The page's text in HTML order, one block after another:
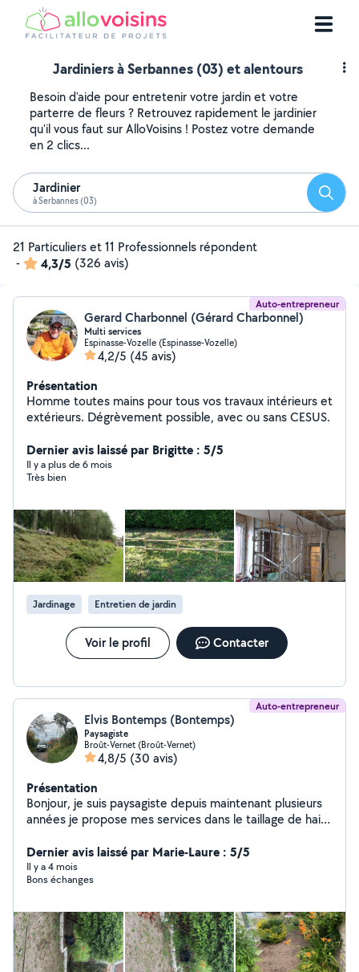
Jardiniers à Serbannes (03) et alentours
Besoin d'aide pour entretenir votre jardin et votre
parterre de fleurs ? Retrouvez rapidement le jardinier
qu'il vous faut sur AlloVoisins ! Postez votre demande
en 2 clics...
Jardinier
à Serbannes (03)
21 Particuliers et 11 Professionnels répondent
-
4,3/5 (326 avis)
Auto-entrepreneur
Gerard Charbonnel (Gérard Charbonnel)
Multi services
Espinasse-Vozelle (Espinasse-Vozelle)
4,2/5 (45 avis)
Présentation
Homme toutes mains pour tous vos travaux intérieurs et
extérieurs. Dégrèvement possible, avec ou sans CESUS.
Dernier avis laissé par Brigitte : 5/5
Il y a plus de 6 mois
Très bien
Jardinage Entretien de jardin
Voir le profil Contacter
Auto-entrepreneur
Elvis Bontemps (Bontemps)
Paysagiste
Broût-Vernet (Broût-Vernet)
4,8/5 (30 avis)
Présentation
Bonjour, je suis paysagiste depuis maintenant plusieurs
années je propose mes services dans le taillage de haie
déplacement et devis gratuit n'hésitez pas à me
contacter .
Dernier avis laissé par Marie-Laure : 5/5
Il y a 4 mois
Bons échanges